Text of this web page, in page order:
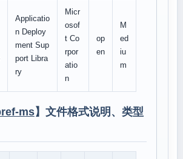
Applicatio
n Deploy
ment Sup
port Libra
ry
Micr
osof
t Co
rpor
atio
n
op
en
M
ed
iu
m
ms】文件格式说明、类型